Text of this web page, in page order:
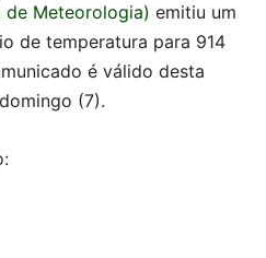
Meteorologia) emitiu um
de temperatura para 914
é válido desta
(7).